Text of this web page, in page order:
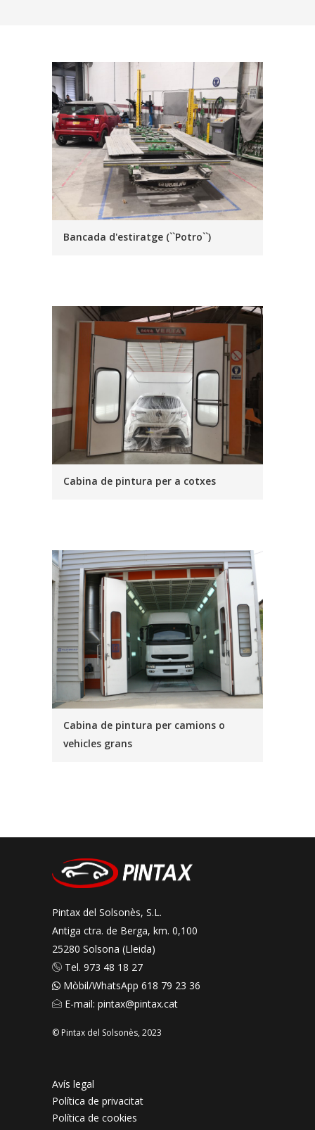
Bancada d'estiratge (``Potro``)
Cabina de pintura per a cotxes
Cabina de pintura per camions o
vehicles grans
Pintax del Solsonès, S.L.
Antiga ctra. de Berga, km. 0,100
25280 Solsona (Lleida)
Tel. 973 48 18 27
Mòbil/WhatsApp 618 79 23 36
E-mail: pintax@pintax.cat
© Pintax del Solsonès, 2023
Avís legal
Política de privacitat
Política de cookies